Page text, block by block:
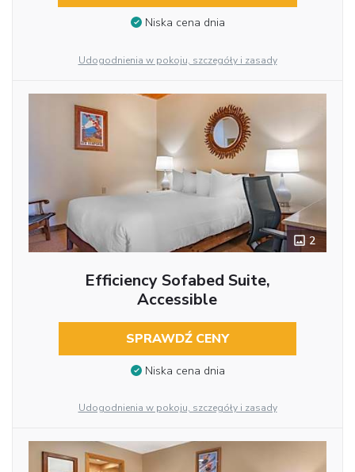
Niska cena dnia
Udogodnienia w pokoju, szczegóły i zasady
2
Efficiency Sofabed Suite,
Accessible
SPRAWDŹ CENY
Niska cena dnia
Udogodnienia w pokoju, szczegóły i zasady